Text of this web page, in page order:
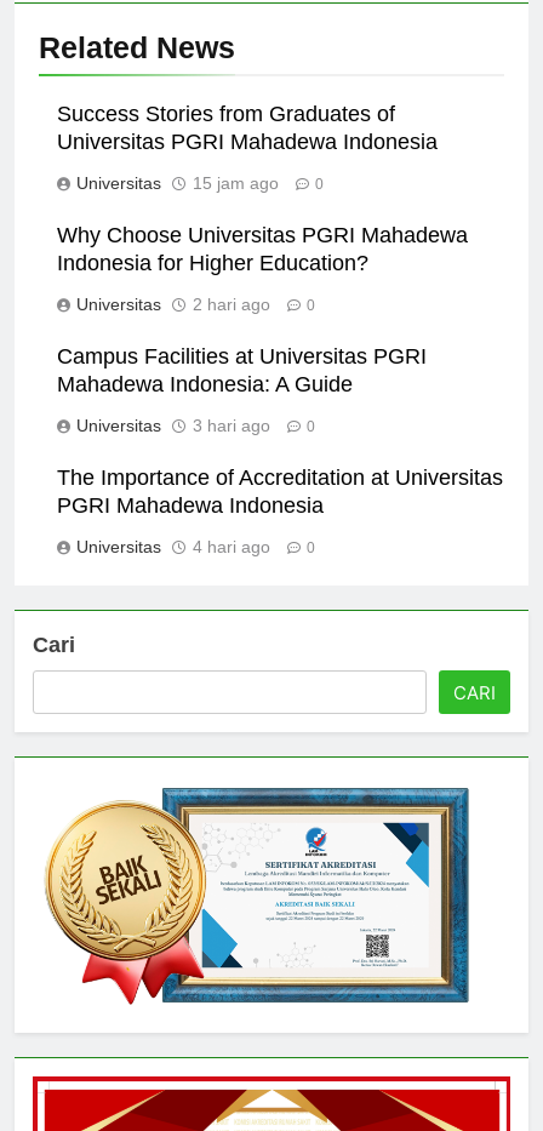
Related News
Success Stories from Graduates of
Universitas PGRI Mahadewa Indonesia
Universitas 15 jam ago 0
Why Choose Universitas PGRI Mahadewa
Indonesia for Higher Education?
Universitas 2 hari ago 0
Campus Facilities at Universitas PGRI
Mahadewa Indonesia: A Guide
Universitas 3 hari ago 0
The Importance of Accreditation at Universitas
PGRI Mahadewa Indonesia
Universitas 4 hari ago 0
Cari
CARI